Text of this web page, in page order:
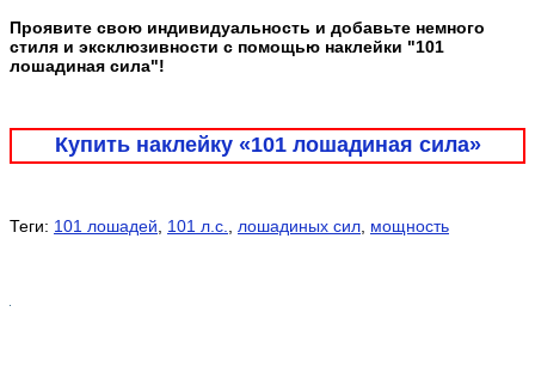
Проявите свою индивидуальность и добавьте немного
стиля и эксклюзивности с помощью наклейки "101
лошадиная сила"!
Купить наклейку «101 лошадиная сила»
Теги: 101 лошадей 101 л.с. лошадиных сил мощность